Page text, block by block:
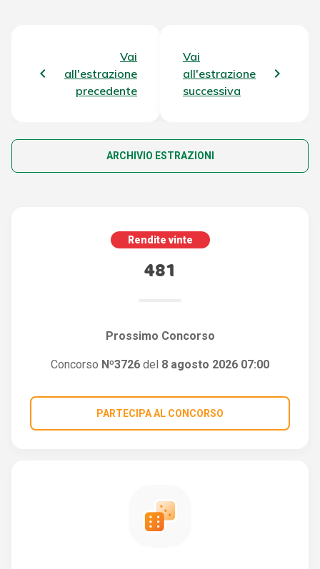
Vai
all'estrazione
precedente
Vai
all'estrazione
successiva
ARCHIVIO ESTRAZIONI
Rendite vinte
481
Prossimo Concorso
Concorso Nº3726 del 8 agosto 2026 07:00
PARTECIPA AL CONCORSO